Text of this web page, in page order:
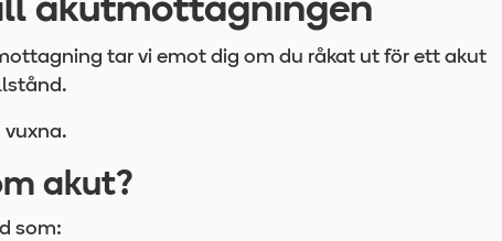
akutmottagningen
tar vi emot dig om du råkat ut för ett akut
vuxna.
akut?
som: